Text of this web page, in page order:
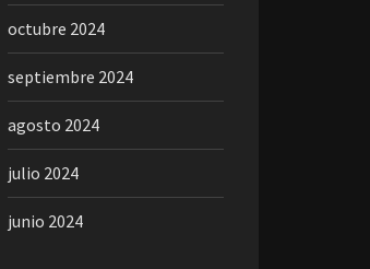
octubre 2024
septiembre 2024
agosto 2024
julio 2024
junio 2024